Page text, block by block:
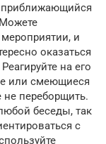
приближающийся
и
оказаться
на его
или смеющиеся
переборщить.
беседы, так
с